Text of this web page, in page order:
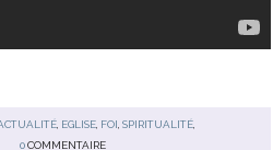
, EGLISE, FOI, SPIRITUALITÉ,
0 COMMENTAIRE